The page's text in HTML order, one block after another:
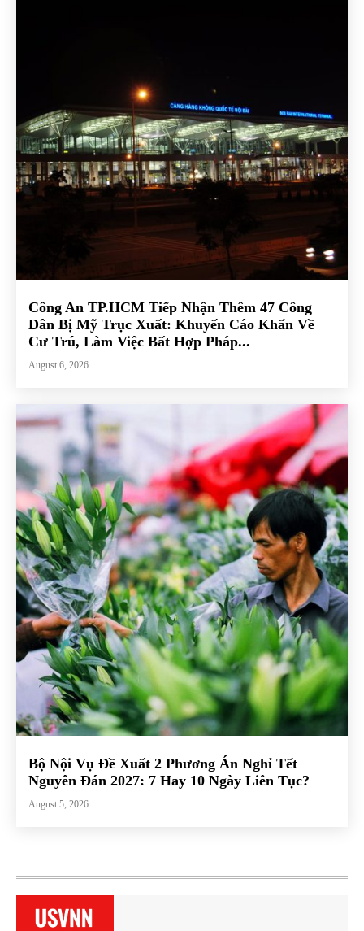
Công An TP.HCM Tiếp Nhận Thêm 47 Công
Dân Bị Mỹ Trục Xuất: Khuyến Cáo Khẩn Về
Cư Trú, Làm Việc Bất Hợp Pháp...
August 6, 2026
Bộ Nội Vụ Đề Xuất 2 Phương Án Nghỉ Tết
Nguyên Đán 2027: 7 Hay 10 Ngày Liên Tục?
August 5, 2026